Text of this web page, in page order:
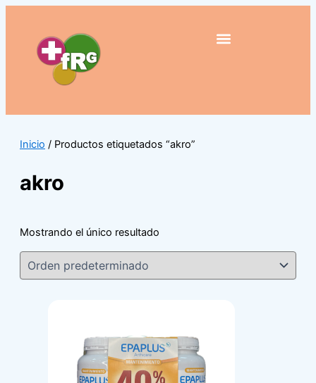
Ir
contenido
Inicio / Productos etiquetados “akro”
akro
Mostrando el único resultado